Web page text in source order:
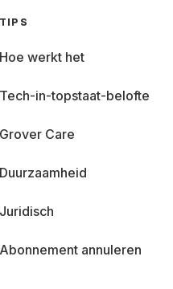
TIPS
Hoe werkt het
Tech-in-topstaat-belofte
Grover Care
Duurzaamheid
Juridisch
Abonnement annuleren